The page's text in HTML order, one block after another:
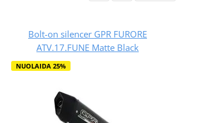
Bolt-on silencer GPR FURORE
ATV.17.FUNE Matte Black
NUOLAIDA 25%